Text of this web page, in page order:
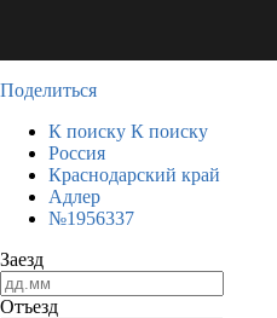
Поделиться
К поиску К поиску
Россия
Краснодарский край
Адлер
№1956337
Заезд
Отъезд